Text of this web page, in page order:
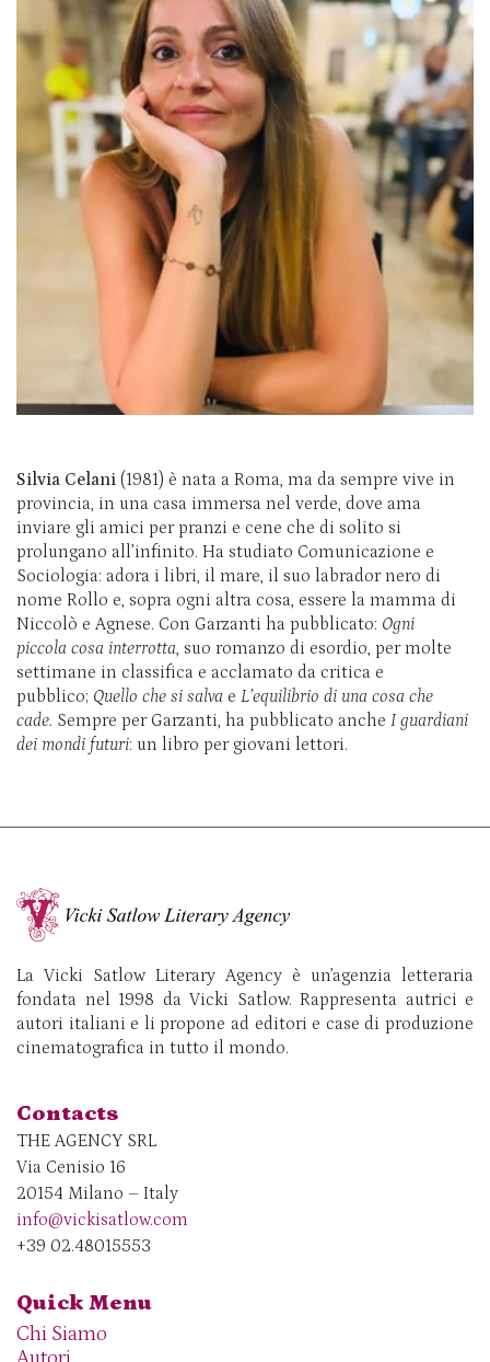
Silvia Celani (1981) è nata a Roma, ma da sempre vive in
provincia, in una casa immersa nel verde, dove ama
inviare gli amici per pranzi e cene che di solito si
prolungano all’infinito. Ha studiato Comunicazione e
Sociologia: adora i libri, il mare, il suo labrador nero di
nome Rollo e, sopra ogni altra cosa, essere la mamma di
Niccolò e Agnese. Con Garzanti ha pubblicato: Ogni
piccola cosa interrotta, suo romanzo di esordio, per molte
settimane in classifica e acclamato da critica e
pubblico; Quello che si salva e L’equilibrio di una cosa che
cade. Sempre per Garzanti, ha pubblicato anche I guardiani
dei mondi futuri: un libro per giovani lettori.
La Vicki Satlow Literary Agency è un’agenzia letteraria
fondata nel 1998 da Vicki Satlow. Rappresenta autrici e
autori italiani e li propone ad editori e case di produzione
cinematografica in tutto il mondo.
Contacts
THE AGENCY SRL
Via Cenisio 16
20154 Milano – Italy
info@vickisatlow.com
+39 02.48015553
Quick Menu
Chi Siamo